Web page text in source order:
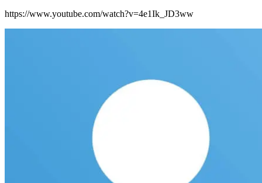
https://www.youtube.com/watch?v=4e1Ik_JD3ww